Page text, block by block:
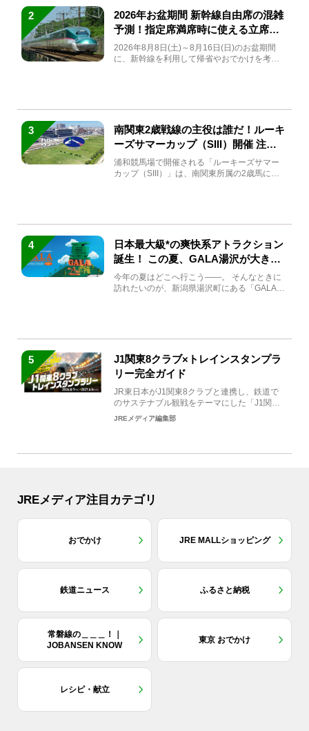
2
2026年お盆期間 新幹線自由席の混雑
予測！指定席満席時に使える立席特
急券も解説
2026年8月8日(土)～8月16日(日)のお盆期間
に、新幹線を利用して帰省やおでかけを考え
3
南関東2歳戦線の主役は誰だ！ルーキ
ーズサマーカップ（SIII）開催 注目
馬と見どころをチェック
浦和競馬場で開催される「ルーキーズサマー
カップ（SIII）」は、南関東所属の2歳馬によ
4
日本最大級*の爽快系アトラクション
誕生！ この夏、GALA湯沢が大きく
生まれ変わる
今年の夏はどこへ行こう――。 そんなときに
訪れたいのが、新潟県湯沢町にある「GALA湯
5
J1関東8クラブ×トレインスタンプラ
リー完全ガイド
JR東日本がJ1関東8クラブと連携し、鉄道で
のサステナブル観戦をテーマにした「J1関東8
クラブ×トレイン...
JREメディア編集部
JREメディア注目カテゴリ
おでかけ JRE MALLショッピング
鉄道ニュース ふるさと納税
常磐線の＿＿＿！｜
JOBANSEN KNOW
東京 おでかけ
レシピ・献立